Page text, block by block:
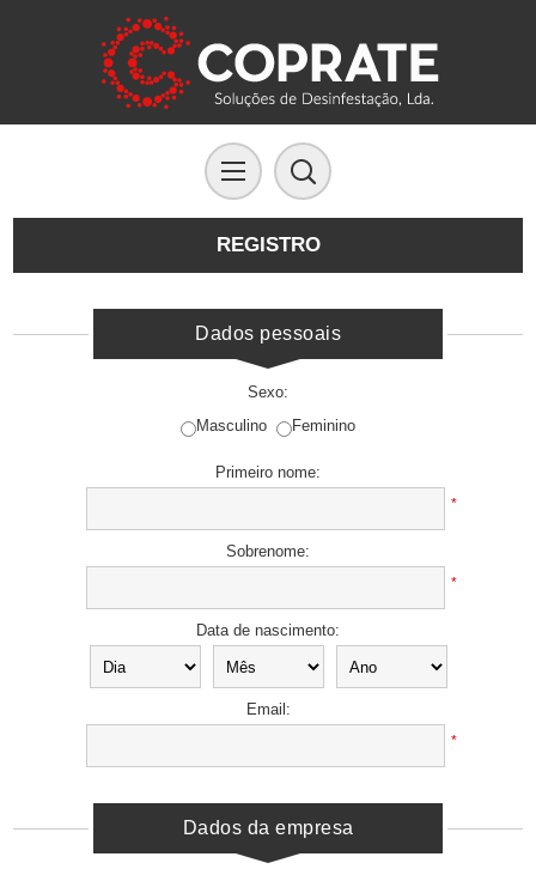
REGISTRO
Dados pessoais
Sexo:
Masculino
Feminino
Primeiro nome:
*
Sobrenome:
*
Data de nascimento:
Email:
*
Dados da empresa